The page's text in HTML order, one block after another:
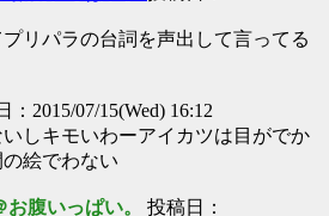
リパラの台詞を声出して言ってる
：2015/07/15(Wed) 16:12
しキモいわーアイカツは目がでか
絵でわない
お腹いっぱい。 投稿日：